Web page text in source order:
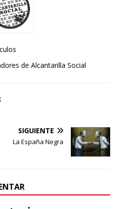
de Alcantarilla Social
SIGUIENTE
La España Negra